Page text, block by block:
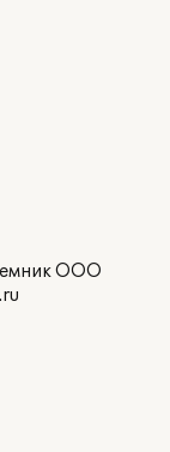
ООО